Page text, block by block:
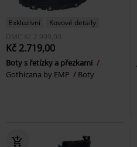
Exkluzivní
Kovové detaily
DMC
Kč 2.999,00
Kč 2.719,00
Boty s řetízky a přezkami
Gothicana by EMP
Boty